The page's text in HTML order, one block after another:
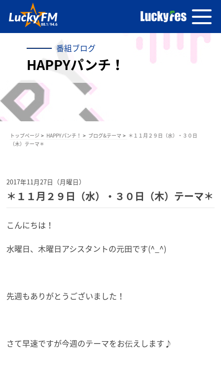
番組ブログ
HAPPYパンチ！
トップページ HAPPYパンチ！ ブログ&テーマ
＊１１月２９日（水）・３０日
（木）テーマ＊
2017年11月27日（月曜日）
＊１１月２９日（水）・３０日（木）テーマ＊
こんにちは！
水曜日、木曜日アシスタントの元田です(^_^)
先週もありがとうございました！
さて早速ですが今週のテーマをお伝えします♪